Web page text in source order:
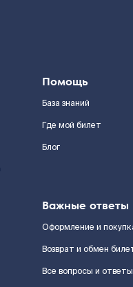
Помощь
База знаний
Где мой билет
Блог
Важные ответы
Оформление и
Возврат и обмен
Все вопросы и ответы